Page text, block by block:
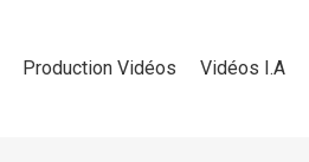
Production Vidéos Vidéos I.A